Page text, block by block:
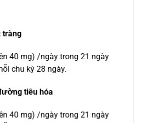
tràng
40 mg) /ngày trong 21 ngày
chu kỳ 28 ngày.
tiêu hóa
40 mg) /ngày trong 21 ngày